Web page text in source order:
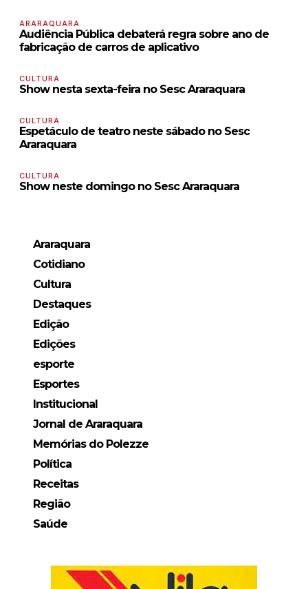
ARARAQUARA
Audiência Pública debaterá regra sobre ano de
fabricação de carros de aplicativo
CULTURA
Show nesta sexta-feira no Sesc Araraquara
CULTURA
Espetáculo de teatro neste sábado no Sesc
Araraquara
CULTURA
Show neste domingo no Sesc Araraquara
Araraquara
Cotidiano
Cultura
Destaques
Edição
Edições
esporte
Esportes
Institucional
Jornal de Araraquara
Memórias do Polezze
Política
Receitas
Região
Saúde